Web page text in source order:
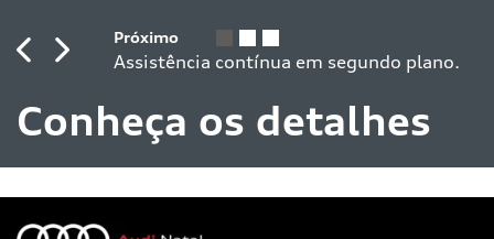
Conheça os detalhes
PreviousNext